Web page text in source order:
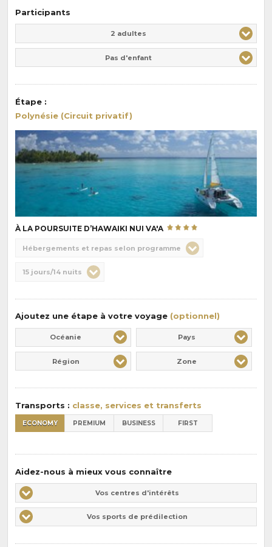
Participants
2 adultes
Pas d'enfant
Étape :
Polynésie (Circuit privatif)
À LA POURSUITE D’HAWAIKI NUI VA'A
:
Hébergements et repas selon programme
Durée
15 jours/14 nuits
Ajoutez une étape à votre voyage (optionnel)
Océanie Pays
Région Zone
Transports : classe, services et transferts
ECONOMY PREMIUM BUSINESS FIRST
Aidez-nous à mieux vous connaître
Vos
centres
d'intérêts
Vos centres d'intérêts
Vos
sports
Vos sports de prédilection